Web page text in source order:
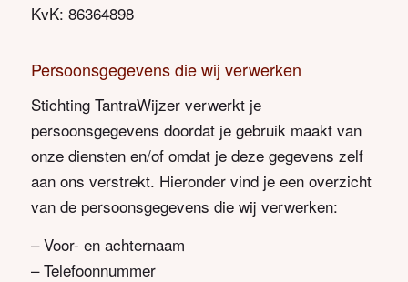
KvK: 86364898
Persoonsgegevens die wij verwerken
Stichting TantraWijzer verwerkt je
persoonsgegevens doordat je gebruik maakt van
onze diensten en/of omdat je deze gegevens zelf
aan ons verstrekt. Hieronder vind je een overzicht
van de persoonsgegevens die wij verwerken:
– Voor- en achternaam
– Telefoonnummer